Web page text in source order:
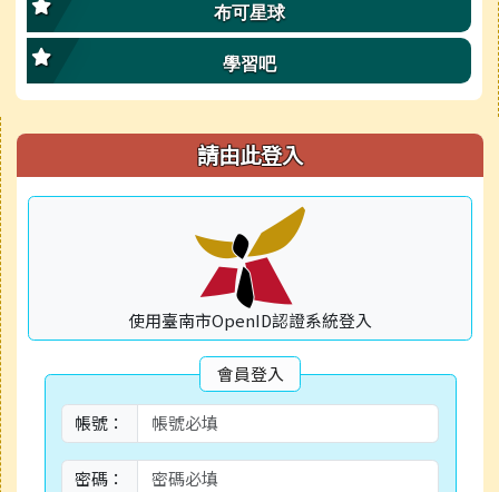
布可星球
學習吧
右邊區域內容 請由此登入
使用臺南市OpenID認證系統登入
會員登入
帳號：
密碼：